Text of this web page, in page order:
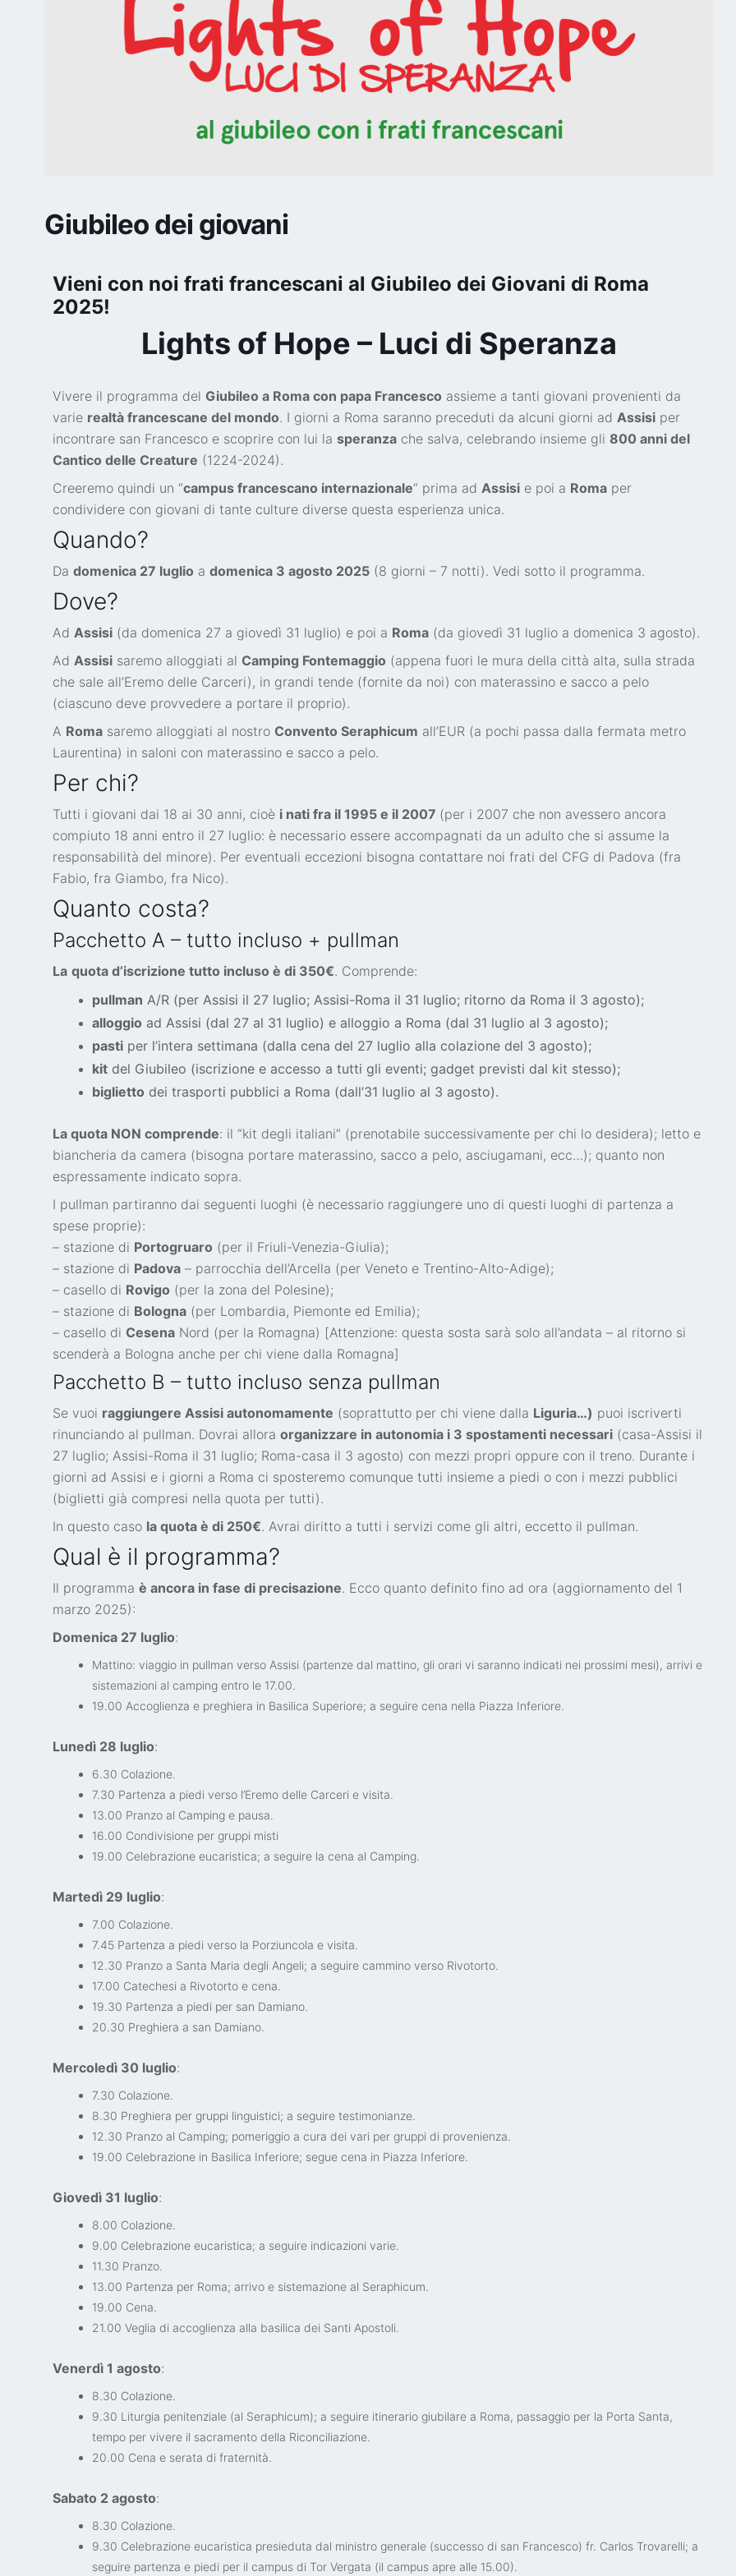
Giubileo dei giovani
Vieni con noi frati francescani al Giubileo dei Giovani di Roma
2025!
Lights of Hope – Luci di Speranza
Vivere il programma del Giubileo a Roma con papa Francesco assieme a tanti giovani provenienti da
varie realtà francescane del mondo. I giorni a Roma saranno preceduti da alcuni giorni ad Assisi per
incontrare san Francesco e scoprire con lui la speranza che salva, celebrando insieme gli 800 anni del
Cantico delle Creature (1224-2024).
Creeremo quindi un “campus francescano internazionale” prima ad Assisi e poi a Roma per
condividere con giovani di tante culture diverse questa esperienza unica.
Quando?
Da domenica 27 luglio a domenica 3 agosto 2025 (8 giorni – 7 notti). Vedi sotto il programma.
Dove?
Ad Assisi (da domenica 27 a giovedì 31 luglio) e poi a Roma (da giovedì 31 luglio a domenica 3 agosto).
Ad Assisi saremo alloggiati al Camping Fontemaggio (appena fuori le mura della città alta, sulla strada
che sale all’Eremo delle Carceri), in grandi tende (fornite da noi) con materassino e sacco a pelo
(ciascuno deve provvedere a portare il proprio).
A Roma saremo alloggiati al nostro Convento Seraphicum all’EUR (a pochi passa dalla fermata metro
Laurentina) in saloni con materassino e sacco a pelo.
Per chi?
Tutti i giovani dai 18 ai 30 anni, cioè i nati fra il 1995 e il 2007 (per i 2007 che non avessero ancora
compiuto 18 anni entro il 27 luglio: è necessario essere accompagnati da un adulto che si assume la
responsabilità del minore). Per eventuali eccezioni bisogna contattare noi frati del CFG di Padova (fra
Fabio, fra Giambo, fra Nico).
Quanto costa?
Pacchetto A – tutto incluso + pullman
La quota d’iscrizione tutto incluso è di 350€. Comprende:
pullman A/R (per Assisi il 27 luglio; Assisi-Roma il 31 luglio; ritorno da Roma il 3 agosto);
alloggio ad Assisi (dal 27 al 31 luglio) e alloggio a Roma (dal 31 luglio al 3 agosto);
pasti per l’intera settimana (dalla cena del 27 luglio alla colazione del 3 agosto);
kit del Giubileo (iscrizione e accesso a tutti gli eventi; gadget previsti dal kit stesso);
biglietto dei trasporti pubblici a Roma (dall’31 luglio al 3 agosto).
La quota NON comprende: il “kit degli italiani” (prenotabile successivamente per chi lo desidera); letto e
biancheria da camera (bisogna portare materassino, sacco a pelo, asciugamani, ecc…); quanto non
espressamente indicato sopra.
I pullman partiranno dai seguenti luoghi (è necessario raggiungere uno di questi luoghi di partenza a
spese proprie):
– stazione di Portogruaro (per il Friuli-Venezia-Giulia);
– stazione di Padova – parrocchia dell’Arcella (per Veneto e Trentino-Alto-Adige);
– casello di Rovigo (per la zona del Polesine);
– stazione di Bologna (per Lombardia, Piemonte ed Emilia);
– casello di Cesena Nord (per la Romagna) [Attenzione: questa sosta sarà solo all’andata – al ritorno si
scenderà a Bologna anche per chi viene dalla Romagna]
Pacchetto B – tutto incluso senza pullman
Se vuoi raggiungere Assisi autonomamente (soprattutto per chi viene dalla Liguria…) puoi iscriverti
rinunciando al pullman. Dovrai allora organizzare in autonomia i 3 spostamenti necessari (casa-Assisi il
27 luglio; Assisi-Roma il 31 luglio; Roma-casa il 3 agosto) con mezzi propri oppure con il treno. Durante i
giorni ad Assisi e i giorni a Roma ci sposteremo comunque tutti insieme a piedi o con i mezzi pubblici
(biglietti già compresi nella quota per tutti).
In questo caso la quota è di 250€. Avrai diritto a tutti i servizi come gli altri, eccetto il pullman.
Qual è il programma?
Il programma è ancora in fase di precisazione. Ecco quanto definito fino ad ora (aggiornamento del 1
marzo 2025):
Domenica 27 luglio:
Mattino: viaggio in pullman verso Assisi (partenze dal mattino, gli orari vi saranno indicati nei prossimi mesi), arrivi e
sistemazioni al camping entro le 17.00.
19.00 Accoglienza e preghiera in Basilica Superiore; a seguire cena nella Piazza Inferiore.
Lunedì 28 luglio:
6.30 Colazione.
7.30 Partenza a piedi verso l’Eremo delle Carceri e visita.
13.00 Pranzo al Camping e pausa.
16.00 Condivisione per gruppi misti
19.00 Celebrazione eucaristica; a seguire la cena al Camping.
Martedì 29 luglio:
7.00 Colazione.
7.45 Partenza a piedi verso la Porziuncola e visita.
12.30 Pranzo a Santa Maria degli Angeli; a seguire cammino verso Rivotorto.
17.00 Catechesi a Rivotorto e cena.
19.30 Partenza a piedi per san Damiano.
20.30 Preghiera a san Damiano.
Mercoledì 30 luglio:
7.30 Colazione.
8.30 Preghiera per gruppi linguistici; a seguire testimonianze.
12.30 Pranzo al Camping; pomeriggio a cura dei vari per gruppi di provenienza.
19.00 Celebrazione in Basilica Inferiore; segue cena in Piazza Inferiore.
Giovedì 31 luglio:
8.00 Colazione.
9.00 Celebrazione eucaristica; a seguire indicazioni varie.
11.30 Pranzo.
13.00 Partenza per Roma; arrivo e sistemazione al Seraphicum.
19.00 Cena.
21.00 Veglia di accoglienza alla basilica dei Santi Apostoli.
Venerdì 1 agosto:
8.30 Colazione.
9.30 Liturgia penitenziale (al Seraphicum); a seguire itinerario giubilare a Roma, passaggio per la Porta Santa,
tempo per vivere il sacramento della Riconciliazione.
20.00 Cena e serata di fraternità.
Sabato 2 agosto:
8.30 Colazione.
9.30 Celebrazione eucaristica presieduta dal ministro generale (successo di san Francesco) fr. Carlos Trovarelli; a
seguire partenza e piedi per il campus di Tor Vergata (il campus apre alle 15.00).